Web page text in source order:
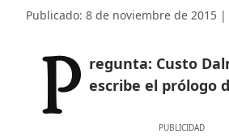
Publicado: 8 de noviembre de 2015 |
Pregunta: Custo Dalmau le escribe el prólogo